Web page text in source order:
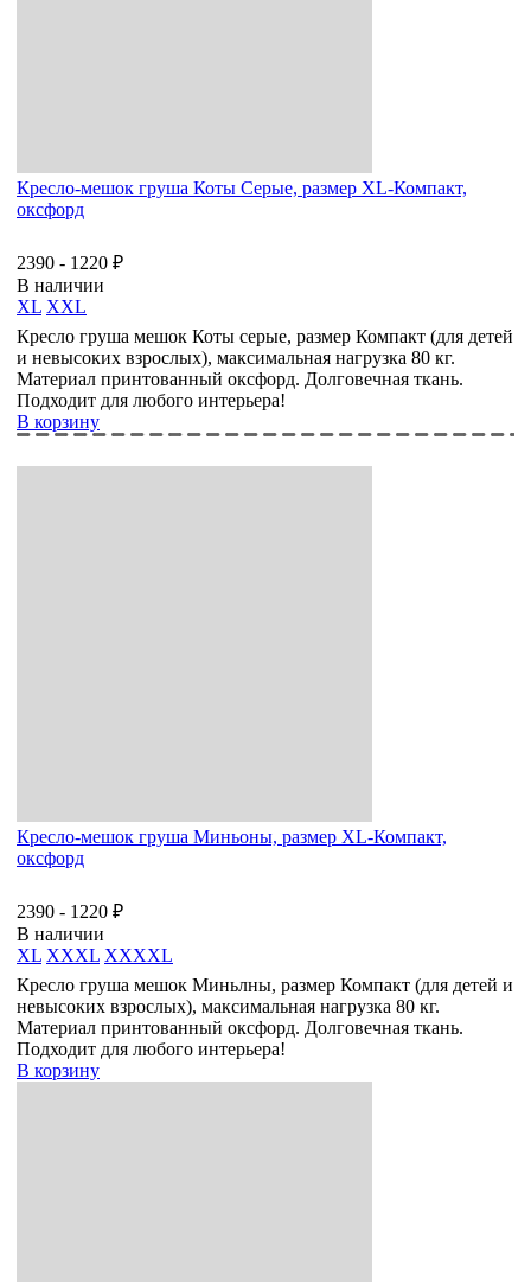
Кресло-мешок груша Коты Серые, размер XL-Компакт,
оксфорд
2390 - 1220 ₽
В наличии
XL XXL
Кресло груша мешок Коты серые, размер Компакт (для детей
и невысоких взрослых), максимальная нагрузка 80 кг.
Материал принтованный оксфорд. Долговечная ткань.
Подходит для любого интерьера!
В корзину
Кресло-мешок груша Миньоны, размер XL-Компакт,
оксфорд
2390 - 1220 ₽
В наличии
XL XXXL XXXXL
Кресло груша мешок Миньлны, размер Компакт (для детей и
невысоких взрослых), максимальная нагрузка 80 кг.
Материал принтованный оксфорд. Долговечная ткань.
Подходит для любого интерьера!
В корзину